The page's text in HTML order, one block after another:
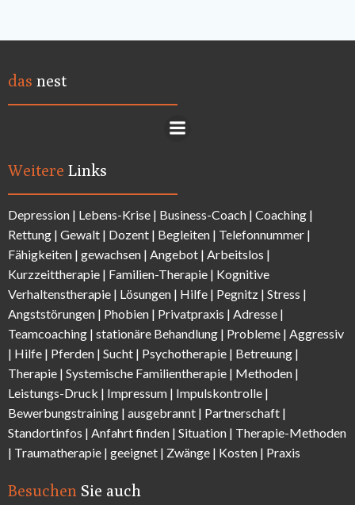
das nest
Weitere Links
Depression | Lebens-Krise | Business-Coach | Coaching |
Rettung | Gewalt | Dozent | Begleiten | Telefonnummer |
Fähigkeiten | gewachsen | Angebot | Arbeitslos |
Kurzzeittherapie | Familien-Therapie | Kognitive
Verhaltenstherapie | Lösungen | Hilfe | Pegnitz | Stress |
Angststörungen | Phobien | Privatpraxis | Adresse |
Teamcoaching | stationäre Behandlung | Probleme | Aggressiv
| Hilfe | Pferden | Sucht | Psychotherapie | Betreuung |
Therapie | Systemische Familientherapie | Methoden |
Leistungs-Druck | Impressum | Impulskontrolle |
Bewerbungstraining | ausgebrannt | Partnerschaft |
Standortinfos | Anfahrt finden | Situation | Therapie-Methoden
| Traumatherapie | geeignet | Zwänge | Kosten | Praxis
Besuchen Sie auch